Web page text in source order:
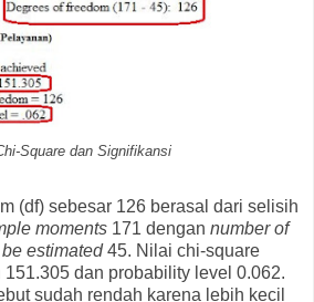
Square dan Signifikansi
(df) sebesar 126 berasal dari selisih
moments 171 dengan number of
estimated45. Nilai chi-square
dan probability level 0.062.
sudah rendah karena lebih kecil